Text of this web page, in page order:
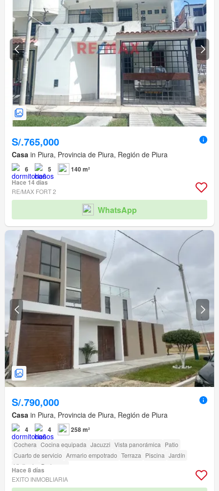
S/.765,000
Casa in Piura, Provincia de Piura, Región de Piura
6 5
140 m²
Hace 14 días
RE/MAX FORT 2
WhatsApp
S/.790,000
Casa in Piura, Provincia de Piura, Región de Piura
4 4 258 m²
Cochera Cocina equipada Jacuzzi Vista panorámica Patio
Cuarto de servicio Armario empotrado Terraza Piscina Jardín
Vigilante Barbacoa
Hace 8 días
EXITO INMOBLIARIA